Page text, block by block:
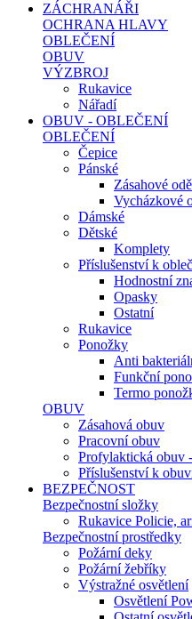
ZÁCHRANÁŘI
OCHRANA HLAVY
OBLEČENÍ
OBUV
VÝZBROJ
Rukavice
Nářadí
OBUV - OBLEČENÍ
OBLEČENÍ
Čepice
Pánské
Zásahové
Vycházkové
Dámské
Dětské
Komplety
Příslušenství k
Hodnostní
Opasky
Ostatní
Rukavice
Ponožky
Anti
Funkční
Termo
OBUV
Zásahová obuv
Pracovní obuv
Profylaktická obuv
Příslušenství k
BEZPEČNOST
Bezpečnostní složky
Rukavice Policie,
Bezpečnostní prostředky
Požární deky
Požární žebříky
Výstražné osvětlení
Osvětlení